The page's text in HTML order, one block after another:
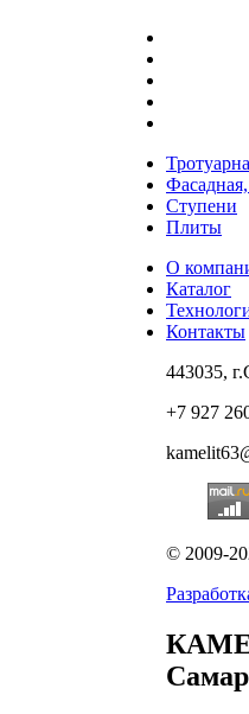
Ступени
Плиты
О
Каталог
Контакты
443035,
+7 927
© 2009-